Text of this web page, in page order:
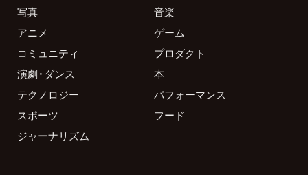
写真
音楽
アニメ
ゲーム
コミュニティ
プロダクト
演劇・ダンス
本
テクノロジー
パフォーマンス
スポーツ
フード
ジャーナリズム